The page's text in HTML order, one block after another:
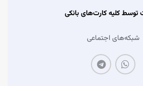
توسط کلیه کارت‌های بانکی
شبکه‌های اجتماعی